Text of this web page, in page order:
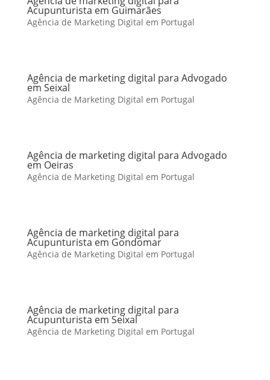
Acupunturista em Guimarães
Agência de Marketing Digital em Portugal
Agência de marketing digital para Advogado
em Seixal
Agência de Marketing Digital em Portugal
Agência de marketing digital para Advogado
em Oeiras
Agência de Marketing Digital em Portugal
Agência de marketing digital para
Acupunturista em Gondomar
Agência de Marketing Digital em Portugal
Agência de marketing digital para
Acupunturista em Seixal
Agência de Marketing Digital em Portugal